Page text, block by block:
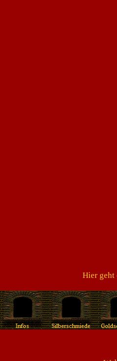
Hier geht